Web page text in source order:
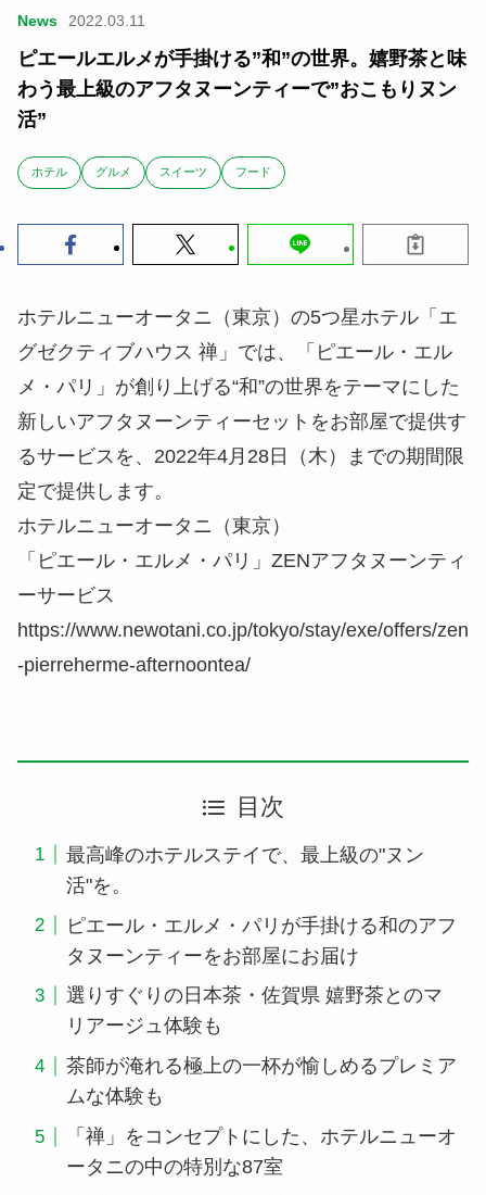
News 2022.03.11
ピエールエルメが手掛ける”和”の世界。嬉野茶と味
わう最上級のアフタヌーンティーで”おこもりヌン
活”
ホテル グルメ スイーツ フード
ホテルニューオータニ（東京）の5つ星ホテル「エ
グゼクティブハウス 禅」では、「ピエール・エル
メ・パリ」が創り上げる“和”の世界をテーマにした
新しいアフタヌーンティーセットをお部屋で提供す
るサービスを、2022年4月28日（木）までの期間限
定で提供します。
ホテルニューオータニ（東京）
「ピエール・エルメ・パリ」ZENアフタヌーンティ
ーサービス
https://www.newotani.co.jp/tokyo/stay/exe/offers/zen
-pierreherme-afternoontea/
目次
最高峰のホテルステイで、最上級の"ヌン
活"を。
ピエール・エルメ・パリが手掛ける和のアフ
タヌーンティーをお部屋にお届け
選りすぐりの日本茶・佐賀県 嬉野茶とのマ
リアージュ体験も
茶師が淹れる極上の一杯が愉しめるプレミア
ムな体験も
「禅」をコンセプトにした、ホテルニューオ
ータニの中の特別な87室